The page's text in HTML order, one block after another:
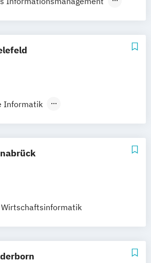
Verteilte und Mobile
Informatik
Informatik
Wirtschaftsinformatik